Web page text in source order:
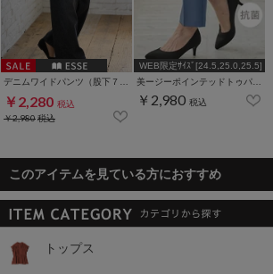
￥2,280 税込
￥2,980税込
WEB限定ｻｲｽﾞ[24.5,25.0,25.5]
￥2,980 税込
このアイテムを見ている方におすすめ
トップス